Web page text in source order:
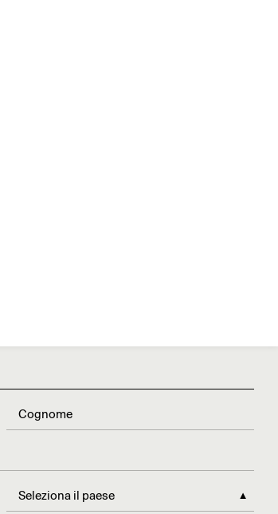
Seleziona il paese ►